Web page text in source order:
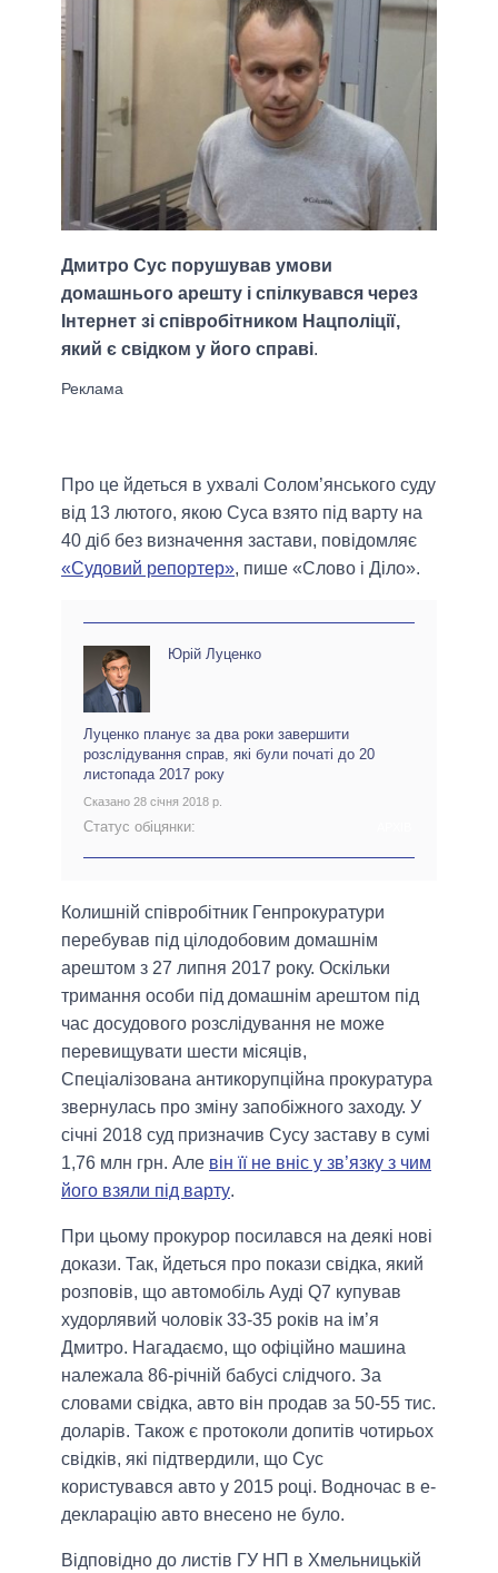
Дмитро Сус порушував умови
домашнього арешту і спілкувався через
Інтернет зі співробітником Нацполіції,
який є свідком у його справі.
Про це йдеться в ухвалі Солом’янського суду
від 13 лютого, якою Суса взято під варту на
40 діб без визначення застави, повідомляє
«Судовий репортер», пише «Слово і Діло».
Юрій Луценко
Луценко планує за два роки завершити
розслідування справ, які були початі до 20
листопада 2017 року
Сказано 28 січня 2018 р.
Статус обіцянки:
Колишній співробітник Генпрокуратури
перебував під цілодобовим домашнім
арештом з 27 липня 2017 року. Оскільки
тримання особи під домашнім арештом під
час досудового розслідування не може
перевищувати шести місяців,
Спеціалізована антикорупційна прокуратура
звернулась про зміну запобіжного заходу. У
січні 2018 суд призначив Сусу заставу в сумі
1,76 млн грн. Але він її не вніс у зв’язку з чим
його взяли під варту.
При цьому прокурор посилався на деякі нові
докази. Так, йдеться про покази свідка, який
розповів, що автомобіль Ауді Q7 купував
худорлявий чоловік 33-35 років на ім’я
Дмитро. Нагадаємо, що офіційно машина
належала 86-річній бабусі слідчого. За
словами свідка, авто він продав за 50-55 тис.
доларів. Також є протоколи допитів чотирьох
свідків, які підтвердили, що Сус
користувався авто у 2015 році. Водночас в е-
декларацію авто внесено не було.
Відповідно до листів ГУ НП в Хмельницькій